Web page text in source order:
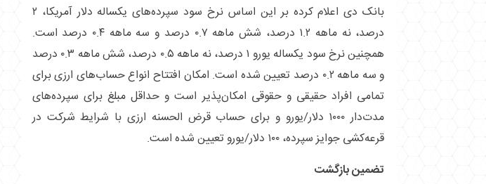
بانک دی اعلام کرده بر این اساس نرخ سود سپرده‌های یکساله دلار آمریکا، ۲
درصد، نه ماهه ۱.۲ درصد، شش ماهه ۰.۷ درصد و سه ماهه ۰.۴ درصد است.
همچنین نرخ سود یکساله یورو ۱ درصد، نه ماهه ۰.۵ درصد، شش ماهه ۰.۳ درصد
و سه ماهه ۰.۲ درصد تعیین شده است. امکان افتتاح انواع حساب‌های ارزی برای
تمامی افراد حقیقی و حقوقی امکان‌پذیر است و حداقل مبلغ برای سپرده‌های
مدت‌دار ۱۰۰۰ دلار/یورو و برای حساب قرض الحسنه ارزی با شرایط شرکت در
قرعه‌کشی جوایز سپرده، ۱۰۰ دلار/یورو تعیین شده است.
تضمین بازگشت